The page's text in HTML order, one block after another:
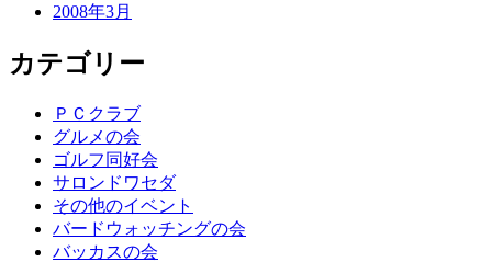
2008年3月
カテゴリー
ＰＣクラブ
グルメの会
ゴルフ同好会
サロンドワセダ
その他のイベント
バードウォッチングの会
バッカスの会